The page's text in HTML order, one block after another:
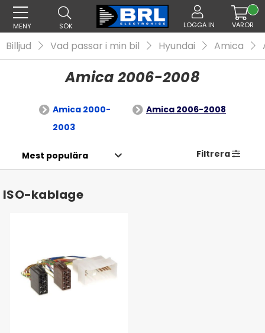
MENY SÖK LOGGA IN VAROR
Billjud Vad passar i min bil Hyundai Amica
Amica 2006-2008
Amica 2000-
2003
Amica 2006-2008
Filtrera
ISO-kablage